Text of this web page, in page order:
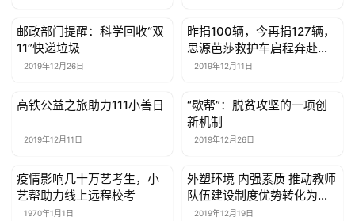
公益资讯
邮政部门提醒：科学回收“双
11”快递垃圾
2019年12月26日
公益资讯
昨捐100辆，今再捐127辆，
思源芭莎救护车启程奔赴贫
困县
2019年12月11日
公益资讯
高铁公益之旅助力111小善日
2019年12月11日
公益资讯
“歇帮”：脱贫攻坚的一项创
新机制
2019年12月26日
公益资讯
疫情影响几十万艺考生，小
艺帮助力线上远程校考
1970年1月1日
公益资讯
​外塑环境 内强素质 推动教师
队伍建设制度优势转化为治
理效能
2019年12月19日